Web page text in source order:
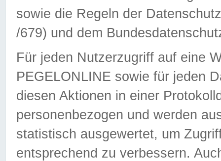
sowie die Regeln der
/679) und dem
Für jeden Nutzerzugriff auf eine
PEGELONLINE sowie für jeden
diesen Aktionen in einer
personenbezogen und werden
statistisch ausgewertet, um
entsprechend zu verbessern.